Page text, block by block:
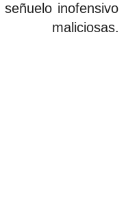
inofensivo